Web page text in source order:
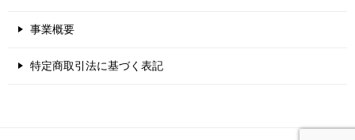
事業概要
特定商取引法に基づく表記